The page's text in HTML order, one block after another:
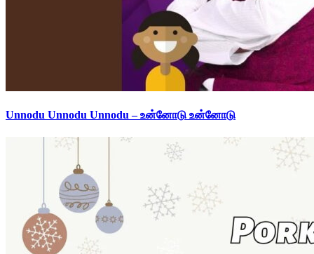
Unnodu Unnodu Unnodu – உன்னோடு உன்னோடு